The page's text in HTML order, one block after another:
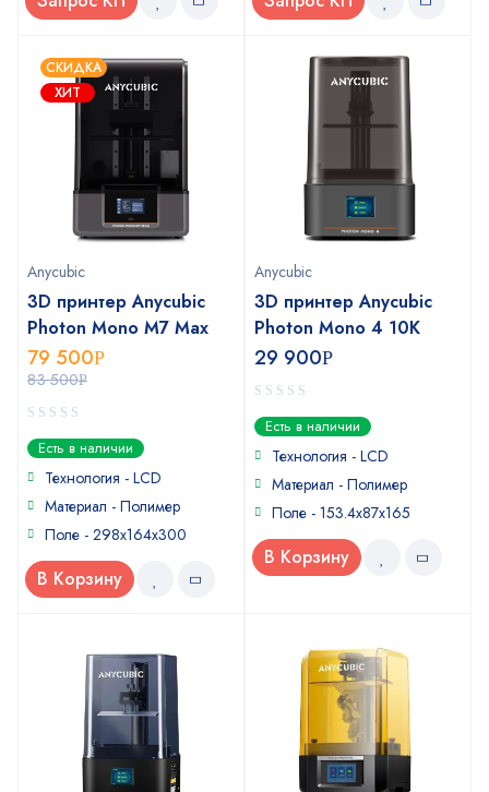
СКИДКА
ХИТ
Anycubic
3D принтер Anycubic
Photon Mono M7 Max
83 500Р
79 500Р
0
out
of
Есть в наличии
Технология - LCD
Материал - Полимер
Поле - 298х164х300
В Корзину
Anycubic
3D принтер Anycubic
Photon Mono 4 10K
29 900Р
0
out
of
Есть в наличии
Технология - LCD
Материал - Полимер
Поле - 153.4х87х165
В Корзину